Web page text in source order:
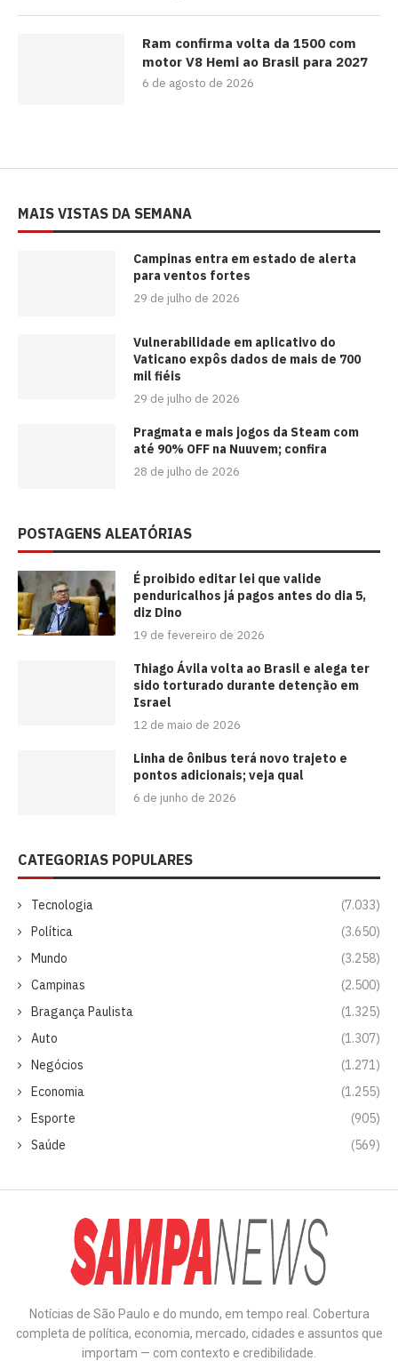
Ram confirma volta da 1500 com
motor V8 Hemi ao Brasil para 2027
6 de agosto de 2026
MAIS VISTAS DA SEMANA
Campinas entra em estado de alerta
para ventos fortes
29 de julho de 2026
Vulnerabilidade em aplicativo do
Vaticano expôs dados de mais de 700
mil fiéis
29 de julho de 2026
Pragmata e mais jogos da Steam com
até 90% OFF na Nuuvem; confira
28 de julho de 2026
POSTAGENS ALEATÓRIAS
É proibido editar lei que valide
penduricalhos já pagos antes do dia 5,
diz Dino
19 de fevereiro de 2026
Thiago Ávila volta ao Brasil e alega ter
sido torturado durante detenção em
Israel
12 de maio de 2026
Linha de ônibus terá novo trajeto e
pontos adicionais; veja qual
6 de junho de 2026
CATEGORIAS POPULARES
Tecnologia
(7.033)
Política
(3.650)
Mundo
(3.258)
Campinas
(2.500)
Bragança Paulista
(1.325)
Auto
(1.307)
Negócios
(1.271)
Economia
(1.255)
Esporte
(905)
Saúde
(569)
Notícias de São Paulo e do mundo, em tempo real. Cobertura
completa de política, economia, mercado, cidades e assuntos que
importam — com contexto e credibilidade.